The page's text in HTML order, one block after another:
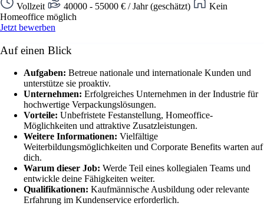
Vollzeit 40000 - 55000 € / Jahr (geschätzt)
Kein
Homeoffice möglich
Jetzt bewerben
Auf einen Blick
Aufgaben: Betreue nationale und internationale Kunden und
unterstütze sie proaktiv.
Unternehmen: Erfolgreiches Unternehmen in der Industrie für
hochwertige Verpackungslösungen.
Vorteile: Unbefristete Festanstellung, Homeoffice-
Möglichkeiten und attraktive Zusatzleistungen.
Weitere Informationen: Vielfältige
Weiterbildungsmöglichkeiten und Corporate Benefits warten auf
dich.
Warum dieser Job: Werde Teil eines kollegialen Teams und
entwickle deine Fähigkeiten weiter.
Qualifikationen: Kaufmännische Ausbildung oder relevante
Erfahrung im Kundenservice erforderlich.